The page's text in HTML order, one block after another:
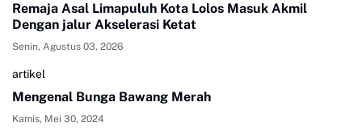
Remaja Asal Limapuluh Kota Lolos Masuk Akmil
Dengan jalur Akselerasi Ketat
Senin, Agustus 03, 2026
artikel
Mengenal Bunga Bawang Merah
Kamis, Mei 30, 2024